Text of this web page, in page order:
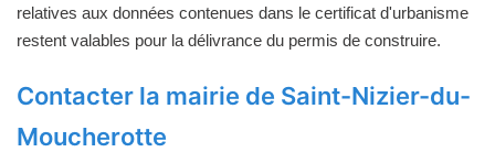
relatives aux données contenues dans le certificat d'urbanisme
restent valables pour la délivrance du permis de construire.
Contacter la mairie de Saint-Nizier-du-
Moucherotte